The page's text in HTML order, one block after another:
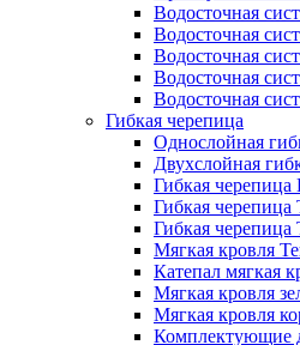
Водосточная
Водосточная
Водосточная
Водосточная
Водосточная
Гибкая черепица
Однослойная
Двухслойная
Гибкая черепица
Гибкая черепица
Гибкая черепица
Мягкая кровля
Катепал мягкая
Мягкая кровля
Мягкая кровля
Комплектующие